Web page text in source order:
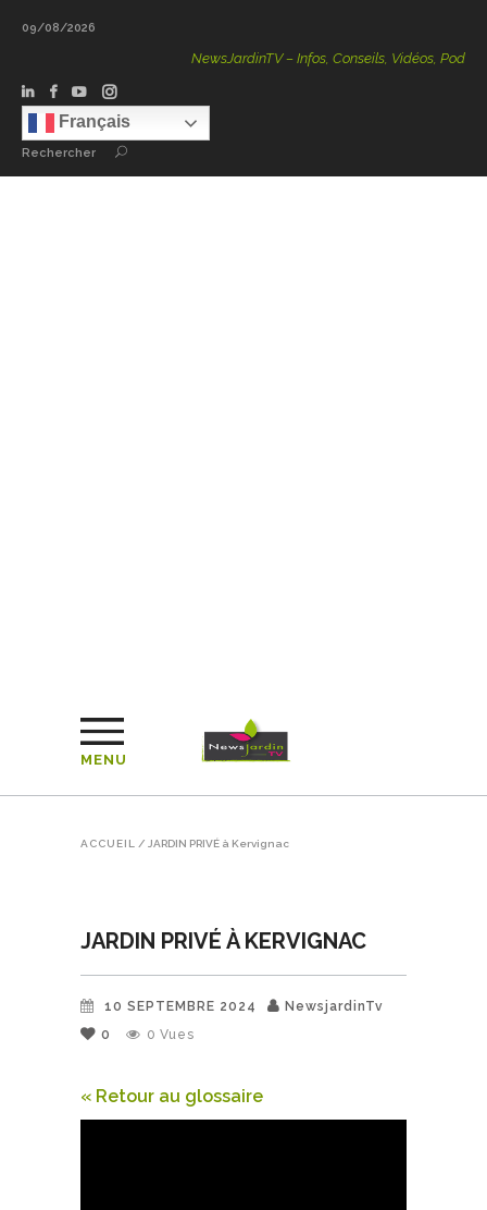
09/08/2026
NewsJardinTV – Infos, Conseils, Vidéos, Podcasts –
Français
Rechercher
MENU
ACCUEIL / JARDIN PRIVÉ à Kervignac
JARDIN PRIVÉ À KERVIGNAC
10 SEPTEMBRE 2024
NewsjardinTv
0
0 Vues
« Retour au glossaire